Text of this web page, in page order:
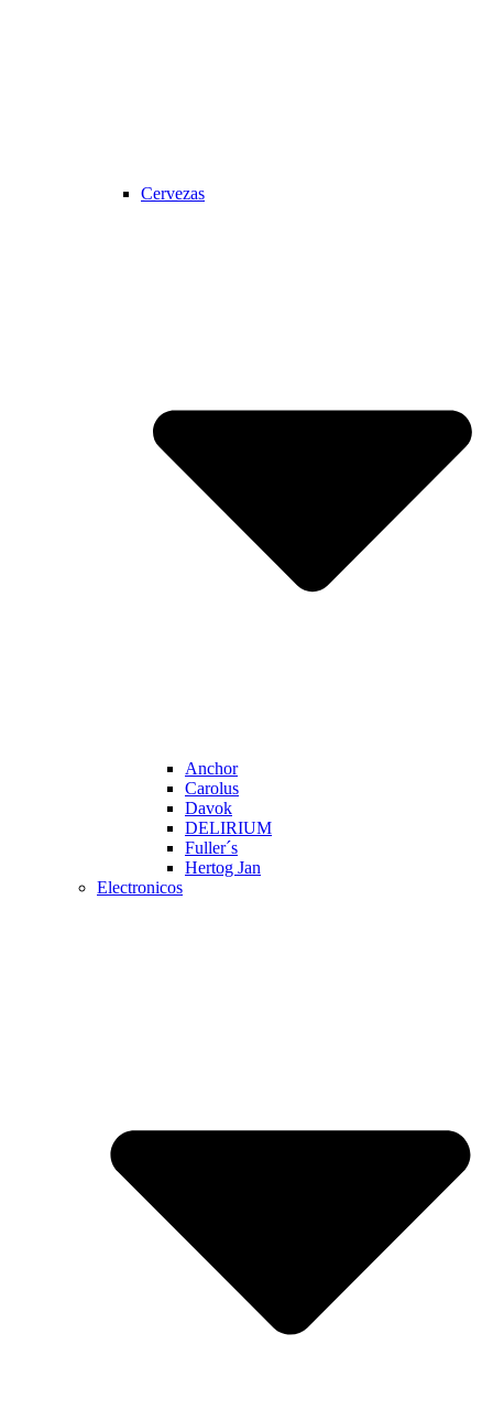
Cervezas
Anchor
Carolus
Davok
DELIRIUM
Fuller´s
Hertog Jan
Electronicos